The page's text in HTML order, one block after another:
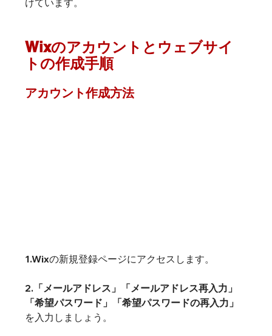
Wixのアカウントとウェブサイ
トの作成手順
アカウント作成方法
1.Wixの新規登録ページにアクセスします。
2.「メールアドレス」「メールアドレス再入力」
「希望パスワード」「希望パスワードの再入力」
を入力しましょう。